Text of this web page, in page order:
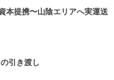
本提携〜山陰エリアへ実運送
引き渡し